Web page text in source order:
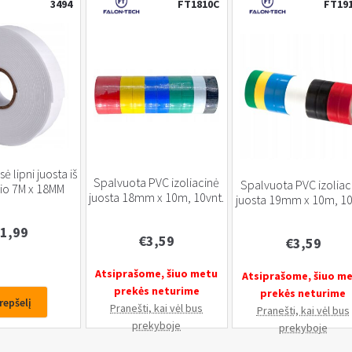
3494
lipni juosta iš
7M x 18MM
1,99
FT1810C
Spalvuota PVC izoliacinė
juosta 18mm x 10m, 10vnt.
€3,59
Atsiprašome, šiuo metu
prekės neturime
Pranešti, kai vėl bus
prekyboje
Spalvuota PVC
juosta 19mm x 10m,
€3,59
Atsiprašome, šiuo
prekės neturime
Pranešti, kai vėl bus
prekyboje